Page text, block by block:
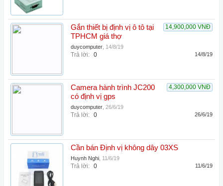
14,900,000 VNĐ
Gắn thiết bị định vị ô tô tại
TPHCM giá thợ
duycomputer 14/8/19
Trả lời: 0 14/8/19
4,300,000 VNĐ
Camera hành trình JC200
có định vị gps
duycomputer 26/6/19
Trả lời: 0 26/6/19
Cần bán Định vị không dây 03XS
Huynh Nghi 11/6/19
Trả lời: 0 11/6/19